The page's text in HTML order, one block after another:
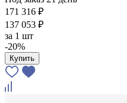
171 316 ₽
137 053 ₽
за 1 шт
-20%
Купить